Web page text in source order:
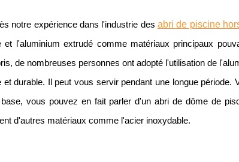
notre expérience dans l'industrie des abri de piscine
et l'aluminium extrudé comme matériaux principaux
de nombreuses personnes ont adopté l'utilisation de
et durable. Il peut vous servir pendant une longue
vous pouvez en fait parler d'un abri de dôme de
d'autres matériaux comme l'acier inoxydable.